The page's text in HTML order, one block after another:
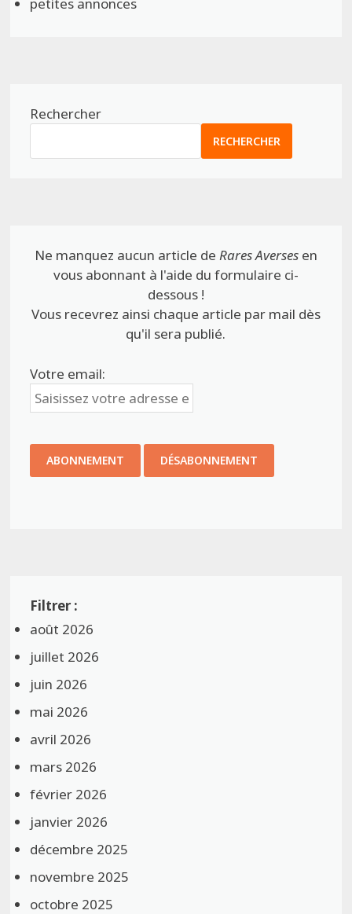
petites annonces
Rechercher
RECHERCHER
Ne manquez aucun article de Rares Aversesen
vous abonnant à l'aide du formulaire ci-
dessous !
Vous recevrez ainsi chaque article par mail dès
qu'il sera publié.
Votre email:
août 2026
juillet 2026
juin 2026
mai 2026
avril 2026
mars 2026
février 2026
janvier 2026
décembre 2025
novembre 2025
octobre 2025